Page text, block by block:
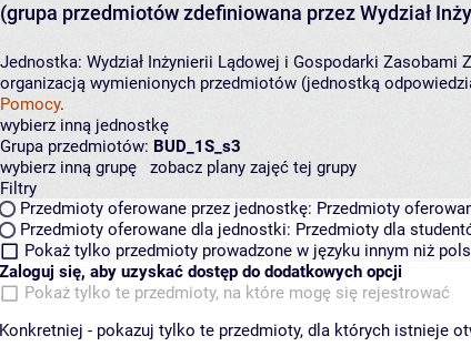
(grupa przedmiotów zdefiniowana przez Wydział
Jednostka: Wydział Inżynierii Lądowej i Gospodarki Zasobami
organizacją wymienionych przedmiotów (jednostką
Pomocy.
wybierz inną jednostkę
Grupa przedmiotów: BUD_1S_s3
wybierz inną grupę
zobacz plany zajęć tej grupy
Filtry
Przedmioty oferowane przez jednostkę: Przedmioty
Przedmioty oferowane dla jednostki: Przedmioty dla
Pokaż tylko przedmioty prowadzone w języku innym niż
Zaloguj się, aby uzyskać dostęp do dodatkowych opcji
Pokaż tylko te przedmioty, na które mogę się rejestrować
Konkretniej - pokazuj tylko te przedmioty, dla których istnieje